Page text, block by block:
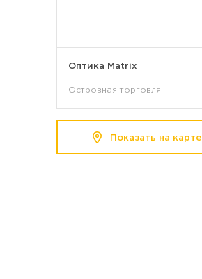
Оптика Matrix
Островная торговля
Показать на карте